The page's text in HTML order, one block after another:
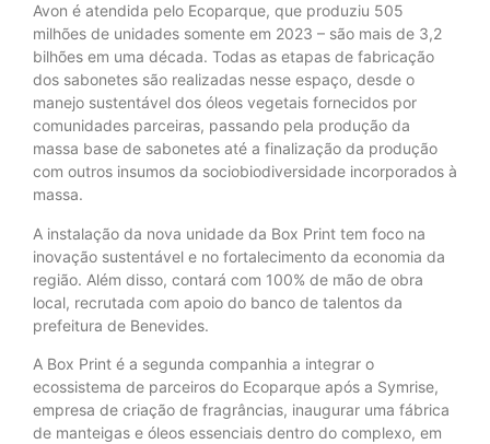
Avon é atendida pelo Ecoparque, que produziu 505
milhões de unidades somente em 2023 – são mais de 3,2
bilhões em uma década. Todas as etapas de fabricação
dos sabonetes são realizadas nesse espaço, desde o
manejo sustentável dos óleos vegetais fornecidos por
comunidades parceiras, passando pela produção da
massa base de sabonetes até a finalização da produção
com outros insumos da sociobiodiversidade incorporados à
massa.
A instalação da nova unidade da Box Print tem foco na
inovação sustentável e no fortalecimento da economia da
região. Além disso, contará com 100% de mão de obra
local, recrutada com apoio do banco de talentos da
prefeitura de Benevides.
A Box Print é a segunda companhia a integrar o
ecossistema de parceiros do Ecoparque após a Symrise,
empresa de criação de fragrâncias, inaugurar uma fábrica
de manteigas e óleos essenciais dentro do complexo, em